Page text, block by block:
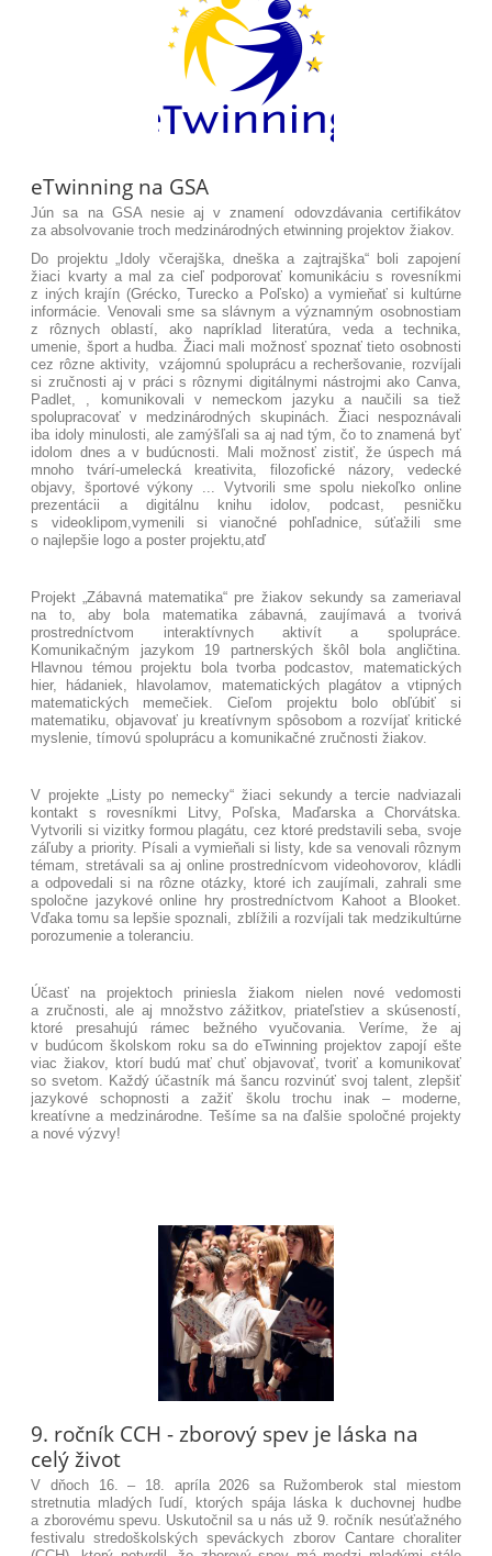
eTwinning na GSA
Jún sa na GSA nesie aj v znamení odovzdávania certifikátov
za absolvovanie troch medzinárodných etwinning projektov žiakov.
Do projektu „Idoly včerajška, dneška a zajtrajška“ boli zapojení
žiaci kvarty a mal za cieľ podporovať komunikáciu s rovesníkmi
z iných krajín (Grécko, Turecko a Poľsko) a vymieňať si kultúrne
informácie. Venovali sme sa slávnym a významným osobnostiam
z rôznych oblastí, ako napríklad literatúra, veda a technika,
umenie, šport a hudba. Žiaci mali možnosť spoznať tieto osobnosti
cez rôzne aktivity, vzájomnú spoluprácu a recheršovanie, rozvíjali
si zručnosti aj v práci s rôznymi digitálnymi nástrojmi ako Canva,
Padlet, , komunikovali v nemeckom jazyku a naučili sa tiež
spolupracovať v medzinárodných skupinách. Žiaci nespoznávali
iba idoly minulosti, ale zamýšľali sa aj nad tým, čo to znamená byť
idolom dnes a v budúcnosti. Mali možnosť zistiť, že úspech má
mnoho tvárí-umelecká kreativita, filozofické názory, vedecké
objavy, športové výkony ... Vytvorili sme spolu niekoľko online
prezentácii a digitálnu knihu idolov, podcast, pesničku
s videoklipom,vymenili si vianočné pohľadnice, súťažili sme
o najlepšie logo a poster projektu,atď
Projekt „Zábavná matematika“ pre žiakov sekundy sa zameriaval
na to, aby bola matematika zábavná, zaujímavá a tvorivá
prostredníctvom interaktívnych aktivít a spolupráce.
Komunikačným jazykom 19 partnerských škôl bola angličtina.
Hlavnou témou projektu bola tvorba podcastov, matematických
hier, hádaniek, hlavolamov, matematických plagátov a vtipných
matematických memečiek. Cieľom projektu bolo obľúbiť si
matematiku, objavovať ju kreatívnym spôsobom a rozvíjať kritické
myslenie, tímovú spoluprácu a komunikačné zručnosti žiakov.
V projekte „Listy po nemecky“ žiaci sekundy a tercie nadviazali
kontakt s rovesníkmi Litvy, Poľska, Maďarska a Chorvátska.
Vytvorili si vizitky formou plagátu, cez ktoré predstavili seba, svoje
záľuby a priority. Písali a vymieňali si listy, kde sa venovali rôznym
témam, stretávali sa aj online prostrednícvom videohovorov, kládli
a odpovedali si na rôzne otázky, ktoré ich zaujímali, zahrali sme
spoločne jazykové online hry prostredníctvom Kahoot a Blooket.
Vďaka tomu sa lepšie spoznali, zblížili a rozvíjali tak medzikultúrne
porozumenie a toleranciu.
Účasť na projektoch priniesla žiakom nielen nové vedomosti
a zručnosti, ale aj množstvo zážitkov, priateľstiev a skúseností,
ktoré presahujú rámec bežného vyučovania. Veríme, že aj
v budúcom školskom roku sa do eTwinning projektov zapojí ešte
viac žiakov, ktorí budú mať chuť objavovať, tvoriť a komunikovať
so svetom. Každý účastník má šancu rozvinúť svoj talent, zlepšiť
jazykové schopnosti a zažiť školu trochu inak – moderne,
kreatívne a medzinárodne. Tešíme sa na ďalšie spoločné projekty
a nové výzvy!
9. ročník CCH - zborový spev je láska na
celý život
V dňoch 16. – 18. apríla 2026 sa Ružomberok stal miestom
stretnutia mladých ľudí, ktorých spája láska k duchovnej hudbe
a zborovému spevu. Uskutočnil sa u nás už 9. ročník nesúťažného
festivalu stredoškolských speváckych zborov Cantare choraliter